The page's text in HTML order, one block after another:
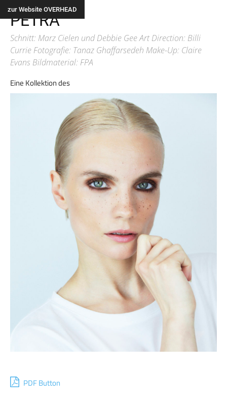
zur Website OVERHEAD
PETRA
Schnitt: Marz Cielen und Debbie Gee Art Direction: Billi
Currie Fotografie: Tanaz Ghaffarsedeh Make-Up: Claire
Evans Bildmaterial: FPA
PDF Button
Eine Kollektion des